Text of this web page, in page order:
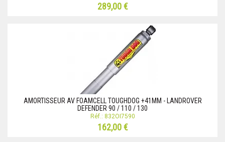
289,00 €
AMORTISSEUR AV FOAMCELL TOUGHDOG +41MM - LANDROVER
DEFENDER 90 / 110 / 130
Réf.: 832OI7590
162,00 €